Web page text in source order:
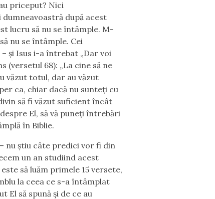
priceput? Nici
dumneavoastră după acest
lucru să nu se întâmple. M-
nu se întâmple. Cei
şi Isus i-a întrebat „Dar voi
(versetul 68): „La cine să ne
văzuttotul, dar au văzut
ca, chiar dacă nu sunteţi cu
să fi văzut suficient încât
El, să vă puneţi întrebări
în Biblie.
nu ştiu câte predici vor fi din
un an studiind acest
să luăm primele 15 versete,
la ceea ce s-a întâmplat
El să spună şi de ce au